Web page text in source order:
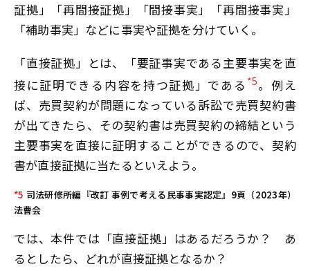
証拠」「再間接証拠」「間接事実」「再間接事実」
「補助事実」などに事実や証拠を分けていく。
「直接証拠」とは、「要証事実である主要事実を直
接に証明できる内容を持つ証拠」である *5。例え
ば、売買契約が問題になっている訴訟で売買契約書
が出てきたら、その契約書は売買契約の締結という
主要事実を直接に証明することができるので、契約
書が直接証拠に当たるといえよう。
*5 司法研修所編『改訂 事例で考える民事事実認定』9頁（2023年）
法曹会
では、本件では「直接証拠」はあるだろうか？ あ
るとしたら、どれが直接証拠となるか？